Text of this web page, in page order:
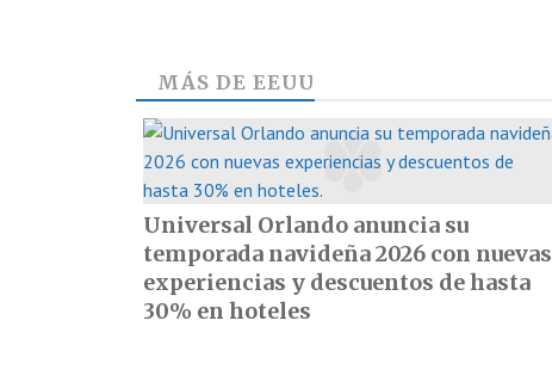
MÁS DE EEUU
Universal Orlando anuncia su
temporada navideña 2026 con nuevas
experiencias y descuentos de hasta
30% en hoteles